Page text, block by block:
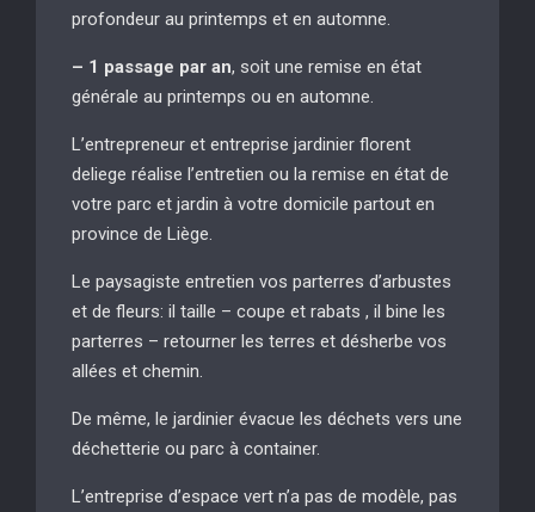
profondeur au printemps et en automne.
– 1 passage par an, soit une remise en état
générale au printemps ou en automne.
L’entrepreneur et entreprise jardinier florent
deliege réalise l’entretien ou la remise en état de
votre parc et jardin à votre domicile partout en
province de Liège.
Le paysagiste entretien vos parterres d’arbustes
et de fleurs: il taille – coupe et rabats , il bine les
parterres – retourner les terres et désherbe vos
allées et chemin.
De même, le jardinier évacue les déchets vers une
déchetterie ou parc à container.
L’entreprise d’espace vert n’a pas de modèle, pas